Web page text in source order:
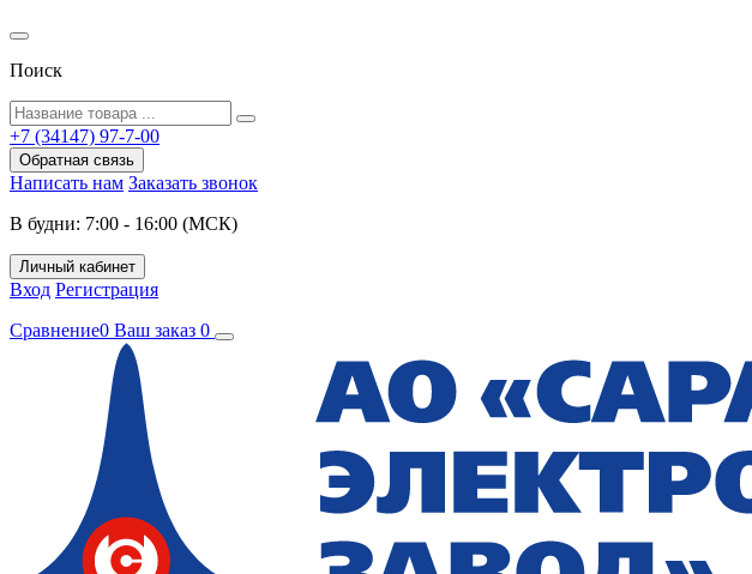
Поиск
+7 (34147) 97-7-00
Обратная связь
Написать нам Заказать звонок
В будни: 7:00 - 16:00 (МСК)
Личный кабинет
Вход Регистрация
Сравнение0 Ваш заказ 0